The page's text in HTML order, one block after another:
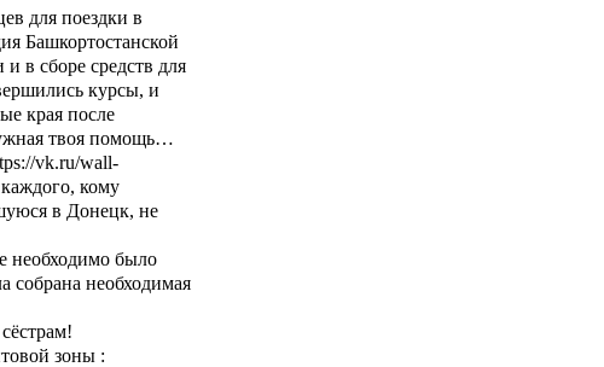
для поездки в
Башкортостанской
в сборе средств для
курсы, и
края после
твоя помощь…
vk.ru/wall-
кому
в Донецк, не
необходимо было
собрана необходимая
зоны :